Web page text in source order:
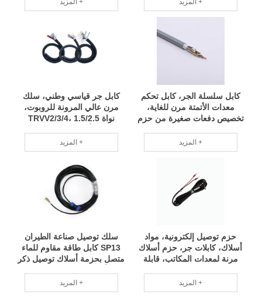
مستقر لـ RCD
كابل جر قياسي وطني، سلك
مرن عالي المرونة للروبوت،
نواة TRVV2/3/4، 1.5/2.5
الأسلاك، توصيل سريع RCD
المزيد +
كابل سلسلة الجر، كابل تحكم
معدات الأتمتة مرن للغاية،
تخصيص دفعات صغيرة من حزم
CD المزيد +
سلك توصيل صناعة الطيران
SP13 كابل طاقة مقاوم للماء
متصل بحزمة أسلاك توصيل ذكر
متنوعة، قابل للتطبيق على
نطاق واسع RCD
المزيد +
حزم توصيل إلكترونية، مواد
أسلاك، كابلات جر، حزم أسلاك
مرنة لمعدات المكاتب، قابلة
مواصفات كاملة RCD
المزيد +